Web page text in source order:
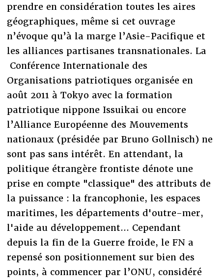
prendre en considération toutes les aires
géographiques, même si cet ouvrage
n’évoque qu’à la marge l’Asie-Pacifique et
les alliances partisanes transnationales. La
Conférence Internationale des
Organisations patriotiques organisée en
août 2011 à Tokyo avec la formation
patriotique nippone Issuikai ou encore
l’Alliance Européenne des Mouvements
nationaux (présidée par Bruno Gollnisch) ne
sont pas sans intérêt. En attendant, la
politique étrangère frontiste dénote une
prise en compte "classique" des attributs de
la puissance : la francophonie, les espaces
maritimes, les départements d'outre-mer,
l'aide au développement... Cependant
depuis la fin de la Guerre froide, le FN a
repensé son positionnement sur bien des
points, à commencer par l’ONU, considéré